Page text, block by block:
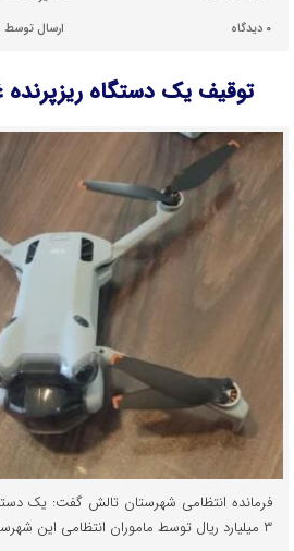
۰ دیدگاه ارسال
توقیف یک دستگاه ریزپرنده
فرمانده انتظامی شهرستان تالش گفت: یک
۳ میلیارد ریال توسط ماموران انتظامی این شهرستان کشف شد....